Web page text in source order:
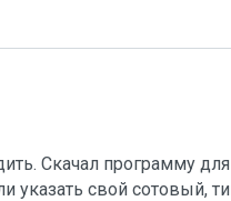
Скачал программу
указать свой сотовый,